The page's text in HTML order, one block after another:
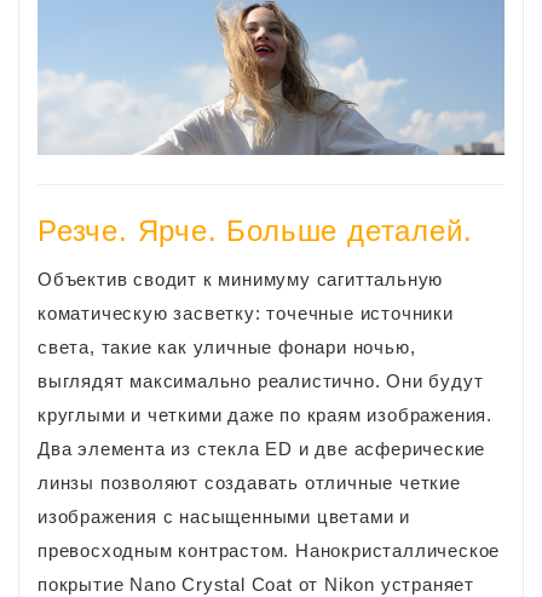
Резче. Ярче. Больше деталей.
Объектив сводит к минимуму сагиттальную
коматическую засветку: точечные источники
света, такие как уличные фонари ночью,
выглядят максимально реалистично. Они будут
круглыми и четкими даже по краям изображения.
Два элемента из стекла ED и две асферические
линзы позволяют создавать отличные четкие
изображения с насыщенными цветами и
превосходным контрастом. Нанокристаллическое
покрытие Nano Crystal Coat от Nikon устраняет